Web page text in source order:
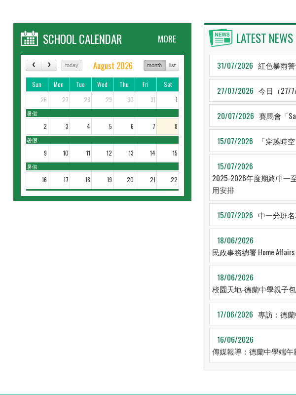
LATEST NEWS
31/07/2026 紅色暴雨
27/07/2026 今日（27/
20/07/2026 賽馬會「
15/07/2026 「穿越時
15/07/2026
2025-2026年度期終中一
用安排
15/07/2026 中一分班
18/06/2026
民政事務總署 Home
18/06/2026
校園天地-德蘭中學親子
17/06/2026 專訪：德
16/06/2026
傳媒報導：德蘭中學端
MORE
SCHOOL CALENDAR
today month list
August 2026
Sun Mon Tue Wed Thu Fri
Sat
26
27 28 29 30 31 1
暑假
2 3 4 5 6 7 8
暑假
9 10 11 12 13 14 15
暑假
16 17 18 19 20 21 22
暑假